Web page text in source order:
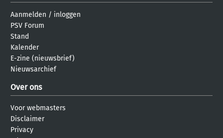
Aanmelden / inloggen
PSV Forum
Stand
Kalender
E-zine (nieuwsbrief)
Nieuwsarchief
Over ons
Voor webmasters
Disclaimer
Privacy